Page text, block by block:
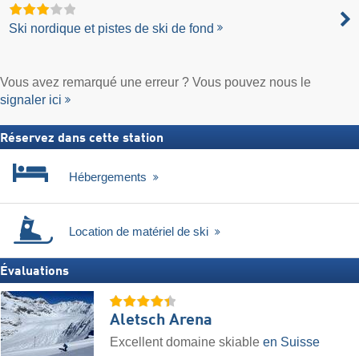
Ski nordique et pistes de ski de fond
Vous avez remarqué une erreur ? Vous pouvez nous le
signaler ici
Réservez dans cette station
Hébergements
Location de matériel de ski
Évaluations
Aletsch Arena
Excellent domaine skiable en Suisse